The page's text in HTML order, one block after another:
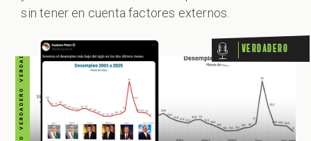
sin tener en cuenta factores externos.
Verdadero